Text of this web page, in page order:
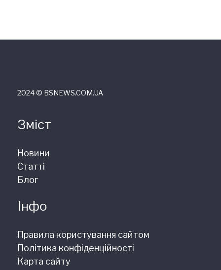
2024 © ВSNEWS.COM.UA
Зміст
Новини
Статті
Блог
Інфо
Правила користування сайтом
Політика конфіденційності
Карта сайту